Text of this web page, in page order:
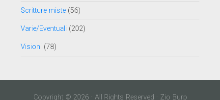
Scritture miste(56)
Varie/Eventuali (202)
Visioni (78)
Copyright © 2026 · All Rights Reserved · Zio Burp